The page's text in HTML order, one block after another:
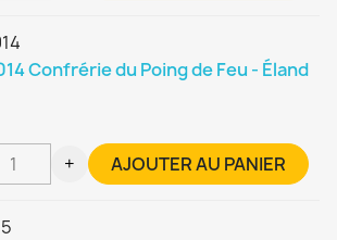
Confrérie du Poing de Feu - Éland
+ AJOUTER AU PANIER